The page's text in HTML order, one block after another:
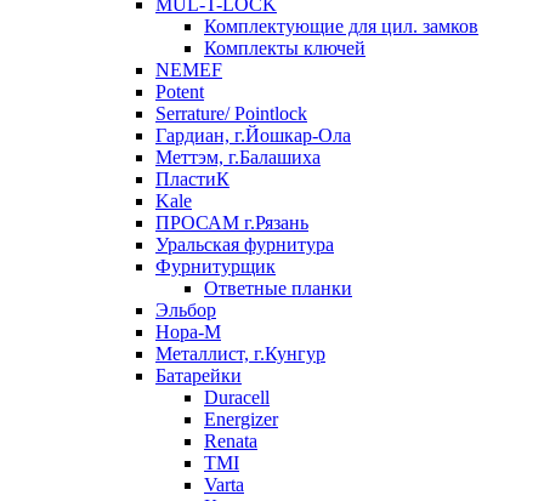
MUL-T-LOCK
Комплектующие для цил. замков
Комплекты ключей
NEMEF
Potent
Serrature/ Pointlock
Гардиан, г.Йошкар-Ола
Меттэм, г.Балашиха
ПластиК
Kale
ПРОСАМ г.Рязань
Уральская фурнитура
Фурнитурщик
Ответные планки
Эльбор
Нора-М
Металлист, г.Кунгур
Батарейки
Duracell
Energizer
Renata
TMI
Varta